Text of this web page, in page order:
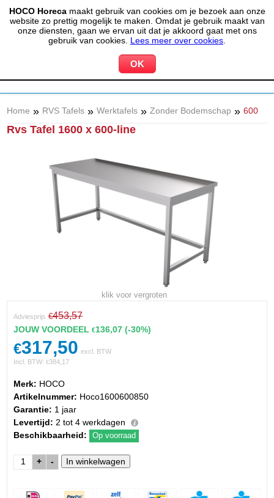
HOCO Horecamaakt gebruik van cookies om je bezoek aan onze
website zo prettig mogelijk te maken. Omdat je gebruik maakt van
onze diensten, gaan we ervan uit dat je akkoord gaat met ons
gebruik van cookies. Lees meer over cookies
(020) 497 6325 info@hocohoreca.nl
MIJN ACCOUNT 0 WINKELWAGEN
Home » RVS Tafels » Werktafels » Zonder Bodemschap » 600
Rvs Tafel 1600 x 600-line
klik voor vergroten
Adviesprijs €453,57
JOUW VOORDEEL€136,07 (-30%)
€317,50 excl. BTW
Incl. BTW:€384,17
Merk: HOCO
Artikelnummer: Hoco1600600850
Garantie: 1 jaar
Levertijd: 2 tot 4 werkdagen
Beschikbaarheid:
Op voorraad
+ -